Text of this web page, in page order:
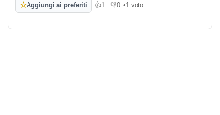
☆Aggiungi ai preferiti 👍1
Mi piace
👎0
Non mi piace
•1 voto